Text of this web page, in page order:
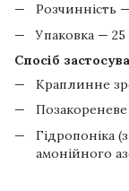
Розчинність
Упаковка — 25
Спосіб
Краплинне
Гідропоніка
амонійного